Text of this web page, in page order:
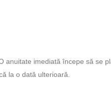
anuitate imediată începe să se
la o dată ulterioară.